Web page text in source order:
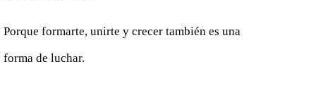
Porque formarte, unirte y crecer también es una
forma de luchar.